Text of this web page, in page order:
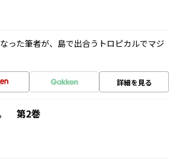
った筆者が、島で出合うトロピカルでマジ
詳細を見る
第2巻